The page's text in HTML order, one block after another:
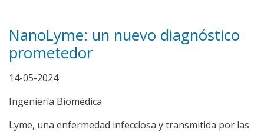
NanoLyme: un nuevo diagnóstico
prometedor
14-05-2024
Ingeniería Biomédica
Lyme, una enfermedad infecciosa y transmitida por las